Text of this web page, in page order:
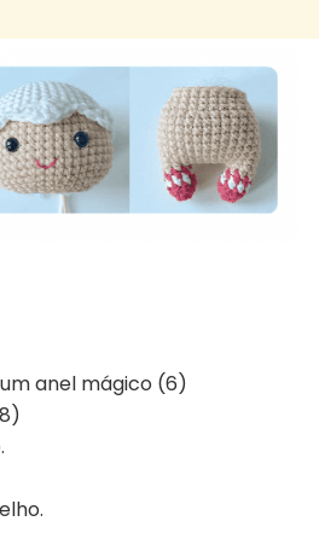
anel mágico (6)